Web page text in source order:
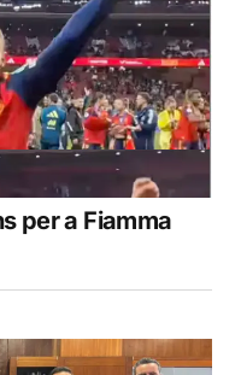
per a Fiamma